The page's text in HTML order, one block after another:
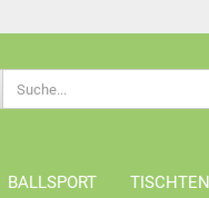
BALLSPORT